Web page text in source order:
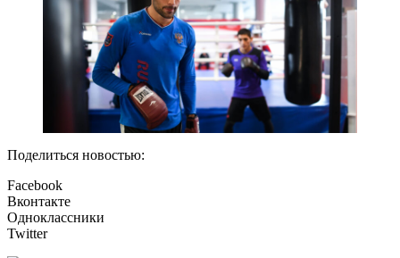
Поделиться новостью:
Facebook
Вконтакте
Одноклассники
Twitter